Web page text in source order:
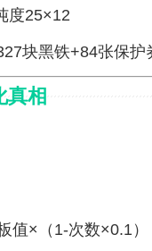
度25×12
块黑铁+84张保护
真相
值×（1-次数×0.1）